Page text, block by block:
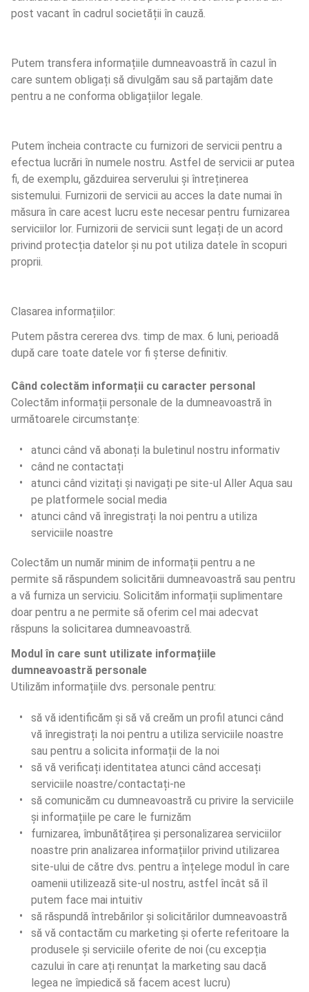
post vacant în cadrul societății în cauză.
Putem transfera informațiile dumneavoastră în cazul în
care suntem obligați să divulgăm sau să partajăm date
pentru a ne conforma obligațiilor legale.
Putem încheia contracte cu furnizori de servicii pentru a
efectua lucrări în numele nostru. Astfel de servicii ar putea
fi, de exemplu, găzduirea serverului și întreținerea
sistemului. Furnizorii de servicii au acces la date numai în
măsura în care acest lucru este necesar pentru furnizarea
serviciilor lor. Furnizorii de servicii sunt legați de un acord
privind protecția datelor și nu pot utiliza datele în scopuri
proprii.
Clasarea informațiilor:
Putem păstra cererea dvs. timp de max. 6 luni, perioadă
după care toate datele vor fi șterse definitiv.
Când colectăm informații cu caracter personal
Colectăm informații personale de la dumneavoastră în
următoarele circumstanțe:
atunci când vă abonați la buletinul nostru informativ
când ne contactați
atunci când vizitați și navigați pe site-ul Aller Aqua sau
pe platformele social media
atunci când vă înregistrați la noi pentru a utiliza
serviciile noastre
Colectăm un număr minim de informații pentru a ne
permite să răspundem solicitării dumneavoastră sau pentru
a vă furniza un serviciu. Solicităm informații suplimentare
doar pentru a ne permite să oferim cel mai adecvat
răspuns la solicitarea dumneavoastră.
Modul în care sunt utilizate informațiile
dumneavoastră personale
Utilizăm informațiile dvs. personale pentru:
să vă identificăm și să vă creăm un profil atunci când
vă înregistrați la noi pentru a utiliza serviciile noastre
sau pentru a solicita informații de la noi
să vă verificați identitatea atunci când accesați
serviciile noastre/contactați-ne
să comunicăm cu dumneavoastră cu privire la serviciile
și informațiile pe care le furnizăm
furnizarea, îmbunătățirea și personalizarea serviciilor
noastre prin analizarea informațiilor privind utilizarea
site-ului de către dvs. pentru a înțelege modul în care
oamenii utilizează site-ul nostru, astfel încât să îl
putem face mai intuitiv
să răspundă întrebărilor și solicitărilor dumneavoastră
să vă contactăm cu marketing și oferte referitoare la
produsele și serviciile oferite de noi (cu excepția
cazului în care ați renunțat la marketing sau dacă
legea ne împiedică să facem acest lucru)